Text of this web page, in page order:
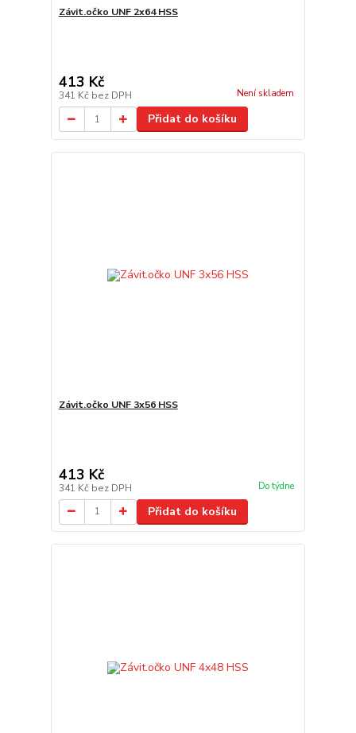
Závit.očko UNF 2x64 HSS
413 Kč
341 Kč bez DPH Není skladem
Přidat do košíku
Závit.očko UNF 3x56 HSS
413 Kč
341 Kč bez DPH Do týdne
Přidat do košíku